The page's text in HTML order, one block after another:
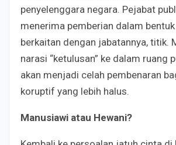
penyelenggara negara. Pejabat
menerima pemberian dalam
berkaitan dengan jabatannya, titik.
narasi “ketulusan” ke dalam ruang
akan menjadi celah pembenaran
koruptif yang lebih halus.
Manusiawi atau Hewani?